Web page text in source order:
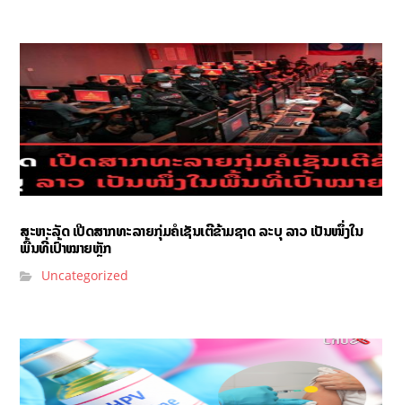
ສະຫະລັດ ເປີດສາກທະລາຍກຸ່ມຄໍເຊັນເຕີຂ້າມຊາດ ລະບຸ ລາວ ເປັນໜຶ່ງໃນ
ພື້ນທີ່ເປົ້າໝາຍຫຼັກ
Uncategorized